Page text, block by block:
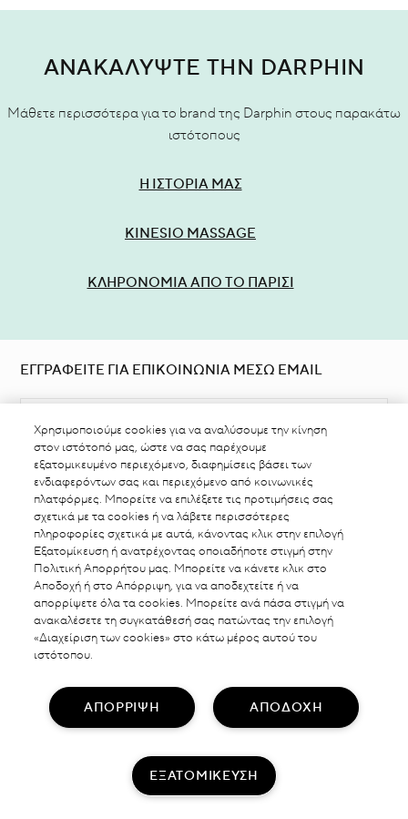
ΑΝΑΚΑΛΥΨΤΕ ΤΗΝ DARPHIN
Μάθετε περισσότερα για το brand της Darphin στους παρακάτω
ιστότοπους
Η ΙΣΤΟΡΙΑ ΜΑΣ
KINESIO MASSAGE
ΚΛΗΡΟΝΟΜΙΑ ΑΠΟ ΤΟ ΠΑΡΙΣΙ
ΕΓΓΡΑΦΕΙΤΕ ΓΙΑ ΕΠΙΚΟΙΝΩΝΙΑ ΜΕΣΩ EMAIL
ΒΡΕΙΤΕ ΣΗΜΕΙΟ ΠΩΛΗΣΗΣ
ΑΛΛΑΓΗ ΤΟΠΟΘΕΣΙΑΣ
GREECE
ΕΠΙΚΟΙΝΩΝΗΣΤΕ ΜΑΖΙ ΜΑΣ
@2018 Laboratories Darphin
Χρησιμοποιούμε cookies για να αναλύσουμε την κίνηση
στον ιστότοπό μας, ώστε να σας παρέχουμε
εξατομικευμένο περιεχόμενο, διαφημίσεις βάσει των
ενδιαφερόντων σας και περιεχόμενο από κοινωνικές
πλατφόρμες. Μπορείτε να επιλέξετε τις προτιμήσεις σας
σχετικά με τα cookies ή να λάβετε περισσότερες
πληροφορίες σχετικά με αυτά, κάνοντας κλικ στην επιλογή
Εξατομίκευση ή ανατρέχοντας οποιαδήποτε στιγμή στην
Πολιτική Απορρήτου μας. Μπορείτε να κάνετε κλικ στο
Αποδοχή ή στο Απόρριψη, για να αποδεχτείτε ή να
απορρίψετε όλα τα cookies. Μπορείτε ανά πάσα στιγμή να
ανακαλέσετε τη συγκατάθεσή σας πατώντας την επιλογή
«Διαχείριση των cookies» στο κάτω μέρος αυτού του
ιστότοπου.
ΑΠΟΔΟΧΗ
ΑΠΟΡΡΙΨΗ
ΕΞΑΤΟΜΙΚΕΥΣΗ